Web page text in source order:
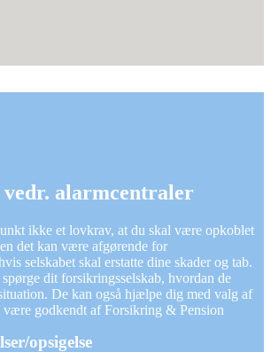
alarmcentraler
ikke et lovkrav, at du skal være opkoblet
det kan være afgørende for
selskabet skal erstatte dine skader og tab.
dit forsikringsselskab, hvordan de
De kan også hjælpe dig med valg af
være godkendt af Forsikring & Pension
opsigelse